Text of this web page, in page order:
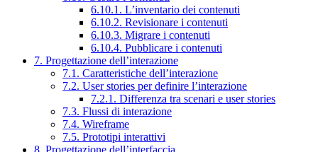
6.10.1. L’inventario dei contenuti
6.10.2. Revisionare i contenuti
6.10.3. Migrare i contenuti
6.10.4. Pubblicare i contenuti
7. Progettazione dell’interazione
7.1. Caratteristiche dell’interazione
7.2. User stories per definire l’interazione
7.2.1. Differenza tra scenari e user stories
7.3. Flussi di interazione
7.4. Wireframe
7.5. Prototipi interattivi
8. Progettazione dell’interfaccia